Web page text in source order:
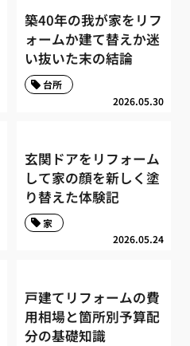
築40年の我が家をリフ
ォームか建て替えか迷
い抜いた末の結論
2026.05.30
台所
玄関ドアをリフォーム
して家の顔を新しく塗
り替えた体験記
2026.05.24
家
戸建てリフォームの費
用相場と箇所別予算配
分の基礎知識